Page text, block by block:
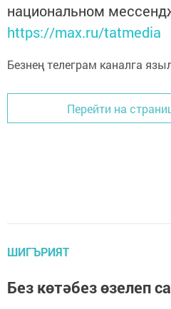
национальном
https://max.ru/tatmedia
Безнең телеграм каналга
Перейти на
ШИГЪРИЯТ
Без көтәбез өзелеп